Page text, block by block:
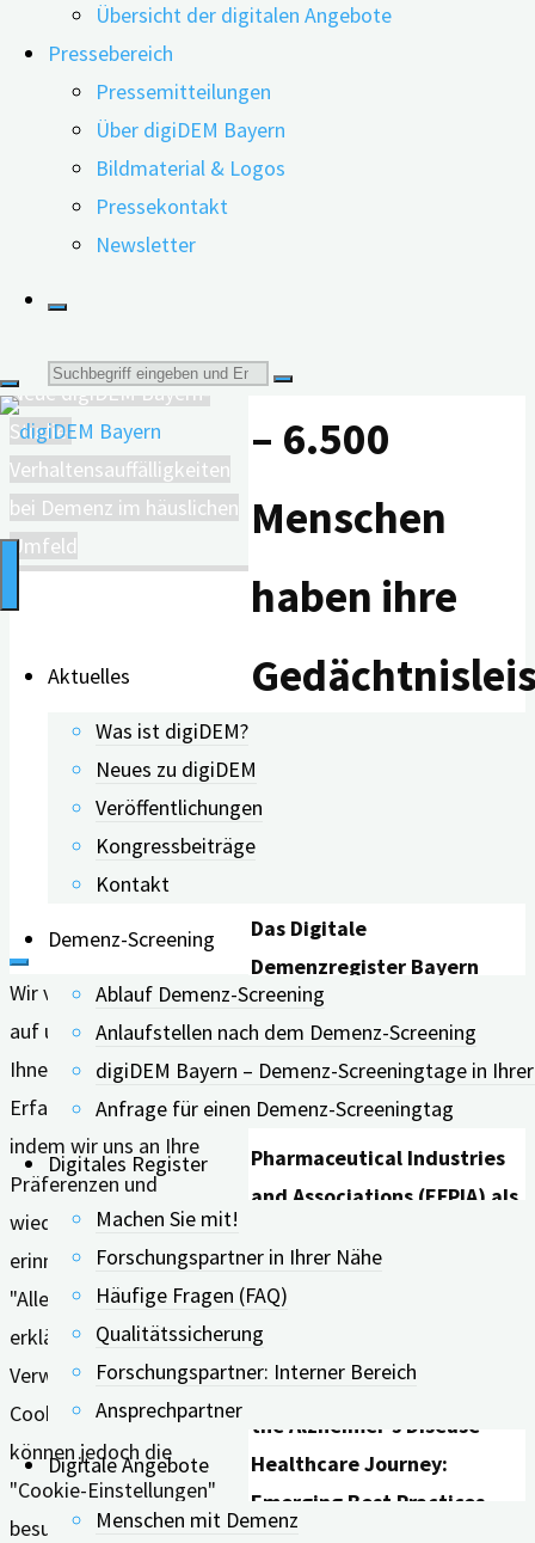
Übersicht der digitalen Angebote
Pressebereich
Pressemitteilungen
Über digiDEM Bayern
Bildmaterial & Logos
Pressekontakt
Newsletter
Suche
nach:
Aktuelles
Was ist digiDEM?
Neues zu digiDEM
Veröffentlichungen
Kongressbeiträge
Kontakt
Demenz-Screening
Ablauf Demenz-Screening
Anlaufstellen nach dem Demenz-Screening
digiDEM Bayern – Demenz-Screeningtage in
Anfrage für einen Demenz-Screeningtag
Digitales Register
Machen Sie mit!
Forschungspartner in Ihrer Nähe
Häufige Fragen (FAQ)
Qualitätssicherung
Forschungspartner: Interner Bereich
Ansprechpartner
Digitale Angebote
Menschen mit Demenz
Practice-
Beispiel für
ausgezeichnet
– 6.500
Menschen
haben ihre
bereits testen
lassen
Das Digitale
Demenzregister Bayern
(digiDEM Bayern) ist in
einer europaweiten
Übersicht der European
Federation of
Pharmaceutical Industries
and Associations (EFPIA) als
im Bereich der
Demenzversorgung
herausgestellt worden. Der
Bericht „Future-Proofing
the Alzheimer’s Disease
Healthcare Journey:
Emerging Best Practices
Impressum
Datenschutz
Rekordzahl an Demenz-
Screeningtagen
Neue digiDEM Bayern-
Studie:
Verhaltensauffälligkeiten
bei Demenz im häuslichen
Umfeld
Wir verwenden Cookies
auf unserer Website, um
Ihnen die bestmögliche
Erfahrung zu bieten,
indem wir uns an Ihre
Präferenzen und
wiederholten Besuche
erinnern. Wenn Sie auf
"Alle akzeptieren" klicken,
erklären Sie sich mit der
Verwendung ALLER
Cookies einverstanden. Sie
können jedoch die
"Cookie-Einstellungen"
besuchen, um eine